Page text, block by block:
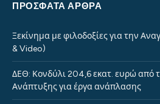
ΠΡΌΣΦΑΤΑ ΆΡΘΡΑ
Ξεκίνημα με φιλοδοξίες για την
& Video)
ΔΕΘ: Κονδύλι 204,6 εκατ. ευρώ από
Ανάπτυξης για έργα ανάπλασης